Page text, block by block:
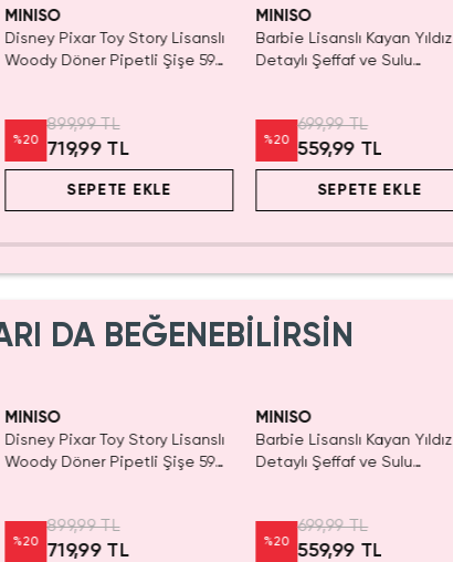
MINISO
Disney Pixar Toy Story Lisanslı
Woody Döner Pipetli Şişe 590
%20
899,99 TL
719,99 TL
SEPETE EKLE
MINISO
Barbie Lisanslı Kayan Yıldız
Detaylı Şeffaf ve Sulu
%20
699,99 TL
559,99 TL
SEPETE EKLE
DA BEĞENEBİLİRSİN
MINISO
Disney Pixar Toy Story Lisanslı
Woody Döner Pipetli Şişe 590
%20
899,99 TL
719,99 TL
MINISO
Barbie Lisanslı Kayan Yıldız
Detaylı Şeffaf ve Sulu
%20
699,99 TL
559,99 TL